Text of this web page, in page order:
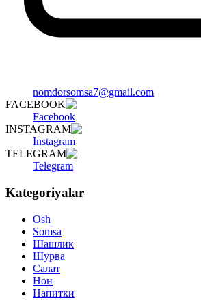
nomdorsomsa7@gmail.com
FACEBOOK
Facebook
INSTAGRAM
Instagram
TELEGRAM
Telegram
Kategoriyalar
Osh
Somsa
Шашлик
Шурва
Салат
Нон
Напитки